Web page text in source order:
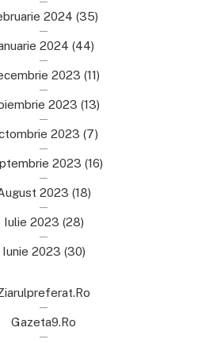
2024 (35)
2024 (44)
2023 (11)
2023 (13)
2023 (7)
2023 (16)
2023 (18)
Iulie 2023 (28)
Iunie 2023 (30)
Gazeta9.ro